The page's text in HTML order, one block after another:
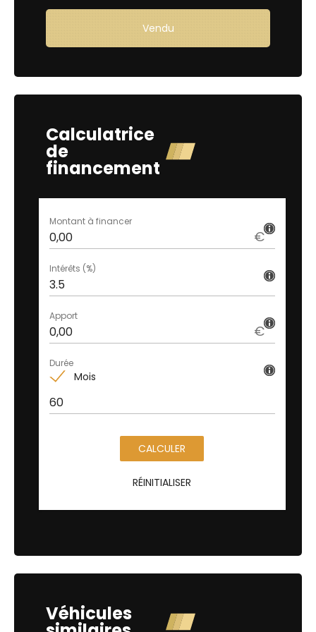
Vendu
Calculatrice
de
financement
€
Montant à financer
Intérêts (%)
€
Apport
Mois
Durée
CALCULER
RÉINITIALISER
Véhicules